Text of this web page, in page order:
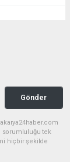
Gönder
sorumluluğu tek
hiçbir şekilde